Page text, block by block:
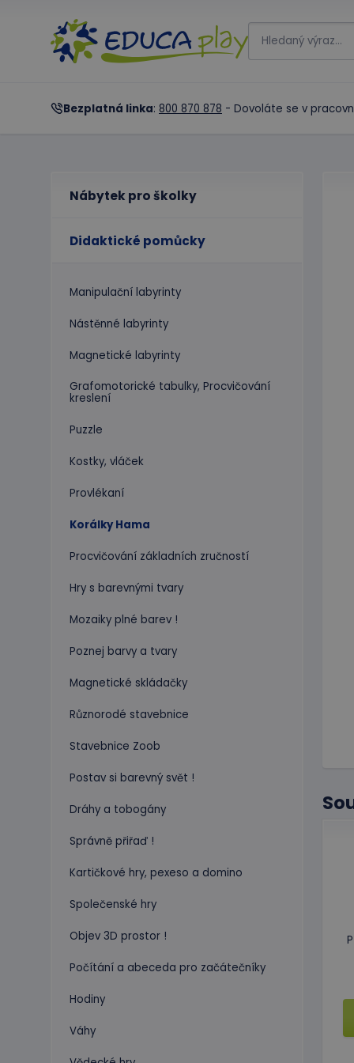
Bezplatná linka: 800 870 878 - Dovoláte se v
Nábytek pro školky
Didaktické pomůcky
Manipulační labyrinty
Nástěnné labyrinty
Magnetické labyrinty
Grafomotorické tabulky, Procvičování
kreslení
Puzzle
Kostky, vláček
Provlékaní
Korálky Hama
Procvičování základních zručností
Hry s barevnými tvary
Mozaiky plné barev !
Poznej barvy a tvary
Magnetické skládačky
Různorodé stavebnice
Stavebnice Zoob
Postav si barevný svět !
Dráhy a tobogány
Správně přiřaď !
Kartičkové hry, pexeso a domino
Společenské hry
Objev 3D prostor !
Počítání a abeceda pro začátečníky
Hodiny
Váhy